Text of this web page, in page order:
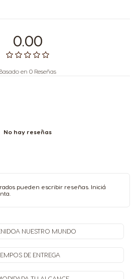
0.00
Basado en 0 Reseñas
No hay reseñas
pueden escribir reseñas. Iniciá
A NUESTRO MUNDO
DE ENTREGA